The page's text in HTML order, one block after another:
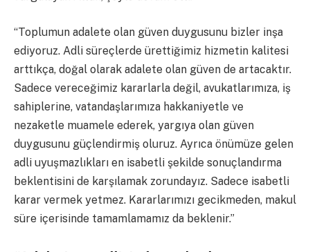
“Toplumun adalete olan güven duygusunu bizler inşa
ediyoruz. Adli süreçlerde ürettiğimiz hizmetin kalitesi
arttıkça, doğal olarak adalete olan güven de artacaktır.
Sadece vereceğimiz kararlarla değil, avukatlarımıza, iş
sahiplerine, vatandaşlarımıza hakkaniyetle ve
nezaketle muamele ederek, yargıya olan güven
duygusunu güçlendirmiş oluruz. Ayrıca önümüze gelen
adli uyuşmazlıkları en isabetli şekilde sonuçlandırma
beklentisini de karşılamak zorundayız. Sadece isabetli
karar vermek yetmez. Kararlarımızı gecikmeden, makul
süre içerisinde tamamlamamız da beklenir.”